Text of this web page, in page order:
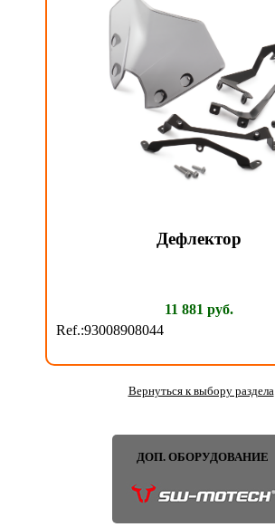
Дефлектор
11 881 руб.
Ref.:93008908044
Вернуться к выбору раздела
ДОП. ОБОРУДОВАНИЕ